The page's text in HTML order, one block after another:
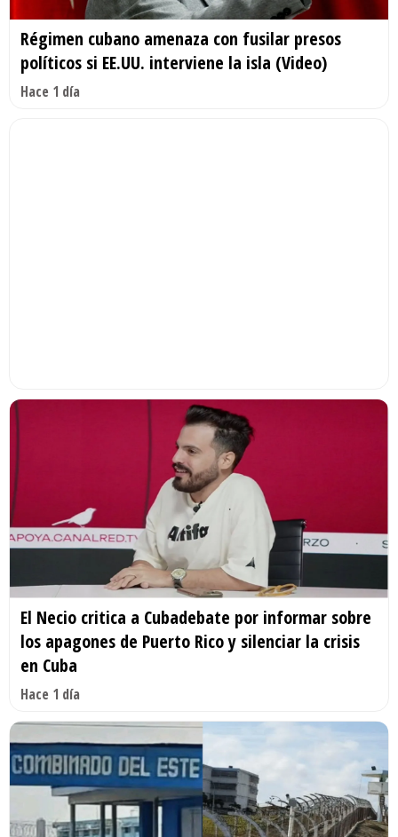
Régimen cubano amenaza con fusilar presos
políticos si EE.UU. interviene la isla (Video)
Hace 1 día
El Necio critica a Cubadebate por informar sobre
los apagones de Puerto Rico y silenciar la crisis
en Cuba
Hace 1 día